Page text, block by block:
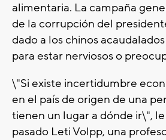
alimentaria. La campaña
de la corrupción del
dado a los chinos
para estar nerviosos o
\"Si existe incertidumbre
en el país de origen de una
tienen un lugar a dónde ir\",
pasado Leti Volpp, una